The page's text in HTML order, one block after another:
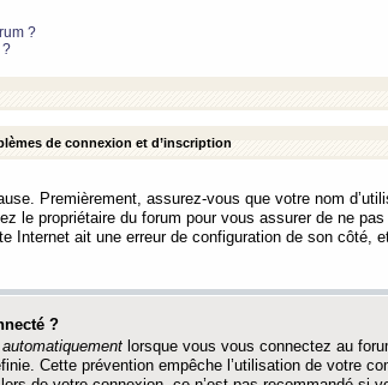
?
?
de connexion et d’inscription
Premièrement, assurez-vous que votre nom
le propriétaire du forum pour vous assurer de ne pas
Internet ait une erreur de configuration de son côté,
?
lorsque vous vous connectez au
Cette prévention empêche l’utilisation de votre